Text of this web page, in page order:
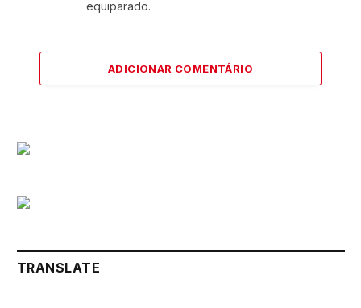
equiparado.
ADICIONAR COMENTÁRIO
TRANSLATE